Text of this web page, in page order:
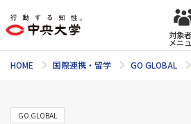
対象
メニ
HOME 国際連携・留学 GO GLOBAL
GO GLOBAL